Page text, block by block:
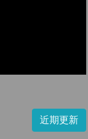
近期更新